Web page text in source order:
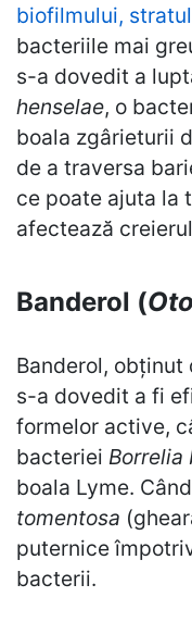
biofilmului,
bacteriile mai
s-a dovedit a
henselae, o
boala zgârieturii
de a traversa
ce poate ajuta la
afectează
Banderol (
Banderol, obținut
s-a dovedit a fi
formelor active,
bacteriei
boala Lyme.
tomentosa
puternice
bacterii.